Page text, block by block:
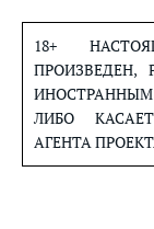
содержанию
18+
ПРОИЗВЕДЕН,
ИНОСТРАННЫМ
ЛИБО
АГЕНТА